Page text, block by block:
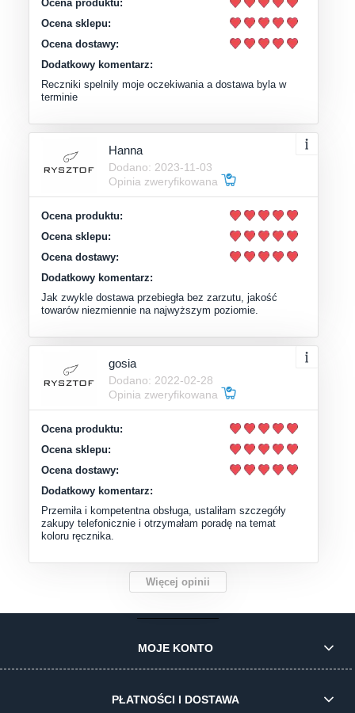
Ocena produktu:
Ocena sklepu:
Ocena dostawy:
Dodatkowy komentarz:
Reczniki spelnily moje oczekiwania a dostawa byla w
terminie
Hanna
Dodano: 2023-11-03
Opinia zweryfikowana
Ocena produktu:
Ocena sklepu:
Ocena dostawy:
Dodatkowy komentarz:
Jak zwykle dostawa przebiegła bez zarzutu, jakość
towarów niezmiennie na najwyższym poziomie.
gosia
Dodano: 2022-02-28
Opinia zweryfikowana
Ocena produktu:
Ocena sklepu:
Ocena dostawy:
Dodatkowy komentarz:
Przemiła i kompetentna obsługa, ustaliłam szczegóły
zakupy telefonicznie i otrzymałam poradę na temat
koloru ręcznika.
Więcej opinii
MOJE KONTO
PŁATNOŚCI I DOSTAWA